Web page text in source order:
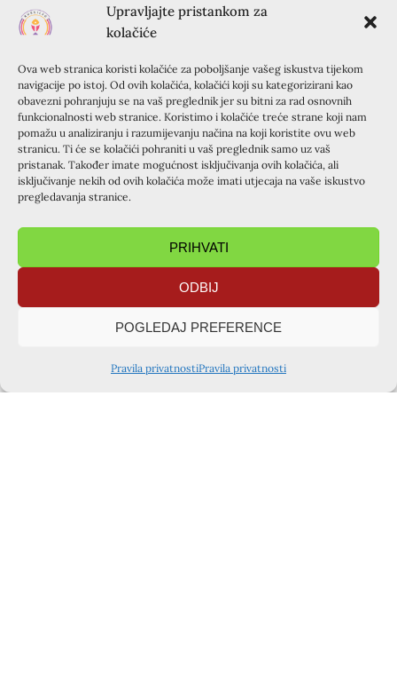
Upravljajte pristankom za
kolačiće
Ova web stranica koristi kolačiće za poboljšanje vašeg iskustva tijekom
navigacije po istoj. Od ovih kolačića, kolačići koji su kategorizirani kao
obavezni pohranjuju se na vaš preglednik jer su bitni za rad osnovnih
funkcionalnosti web stranice. Koristimo i kolačiće treće strane koji nam
pomažu u analiziranju i razumijevanju načina na koji koristite ovu web
stranicu. Ti će se kolačići pohraniti u vaš preglednik samo uz vaš
pristanak. Također imate mogućnost isključivanja ovih kolačića, ali
isključivanje nekih od ovih kolačića može imati utjecaja na vaše iskustvo
pregledavanja stranice.
PRIHVATI
ODBIJ
POGLEDAJ PREFERENCE
Pravila privatnostiPravila privatnosti